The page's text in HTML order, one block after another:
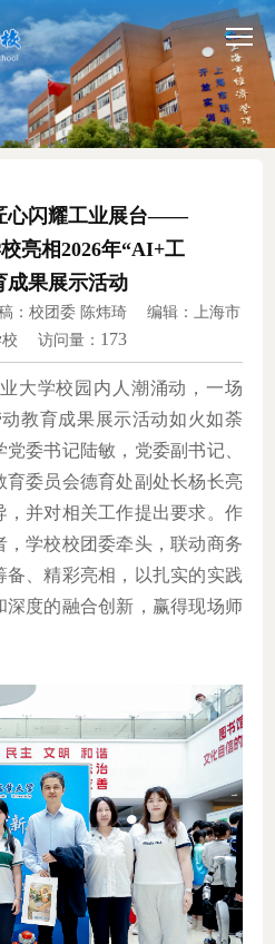
心闪耀工业展台——
亮相2026年“AI+工
成果展示活动
：校团委 陈炜琦 编辑：上海市
校 访问量： 173
大学校园内人潮涌动，一场
教育成果展示活动如火如荼
委书记陆敏，党委副书记、
委员会德育处副处长杨长亮
，并对相关工作提出要求。作
学校校团委牵头，联动商务
、精彩亮相，以扎实的实践
深度的融合创新，赢得现场师